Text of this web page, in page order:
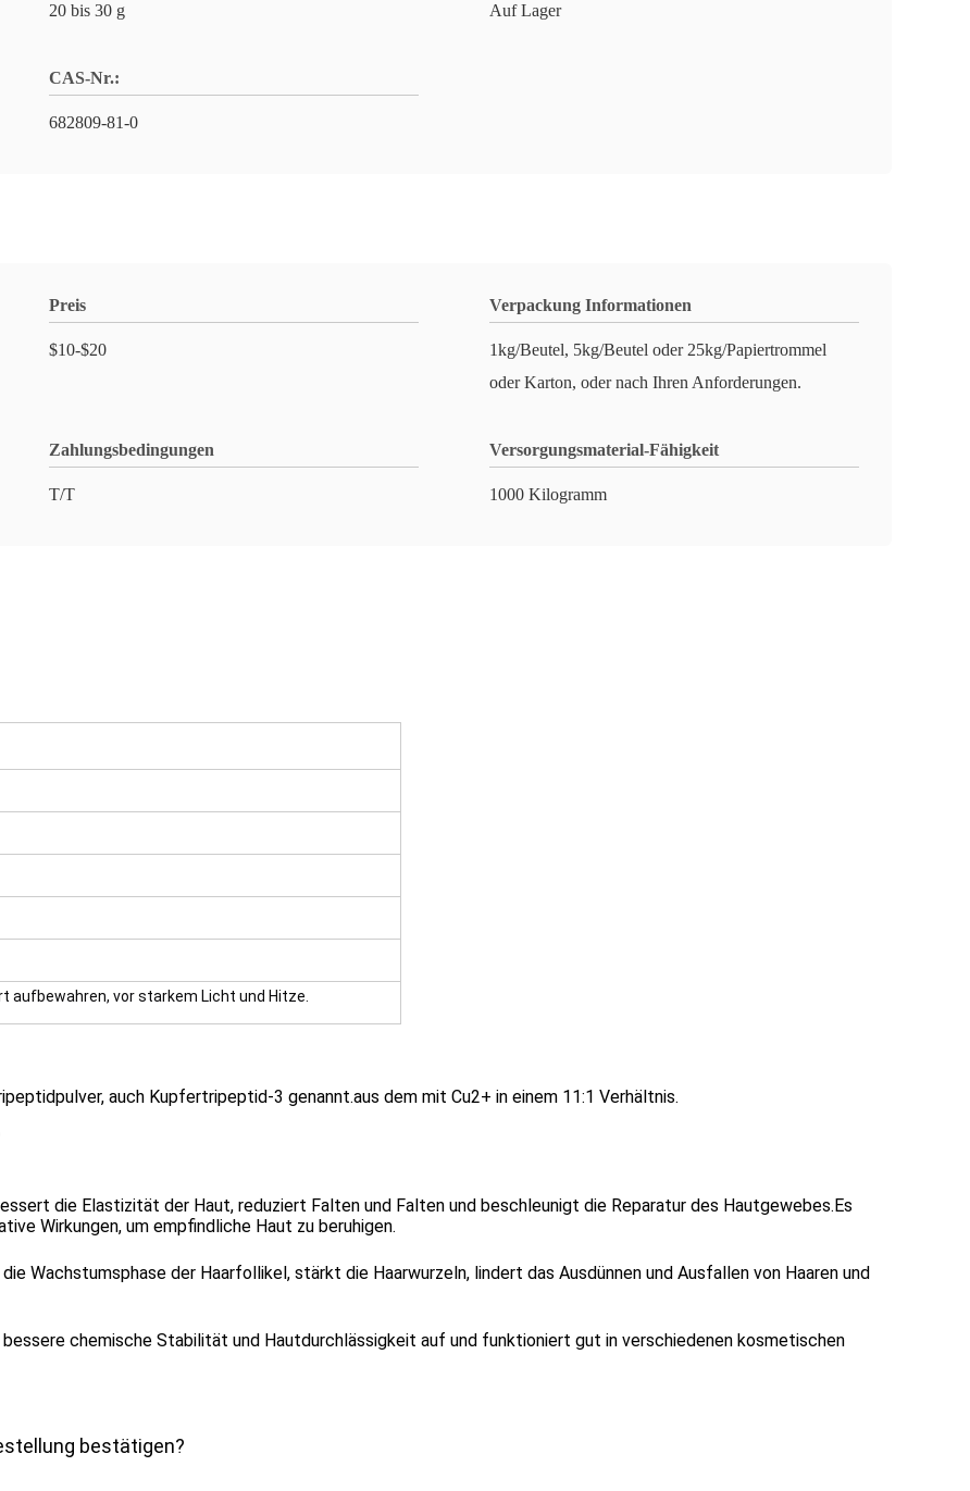
20 bis 30 g Auf Lager
CAS-Nr.:
682809-81-0
Preis
$10-$20
Verpackung Informationen
1kg/Beutel, 5kg/Beutel oder 25kg/Papiertrommel
oder Karton, oder nach Ihren Anforderungen.
Zahlungsbedingungen
T/T
Versorgungsmaterial-Fähigkeit
1000 Kilogramm
aufbewahren, vor starkem Licht und Hitze.
auch Kupfertripeptid-3 genannt.aus dem mit Cu2+ in einem 11:1 Verhältnis.
die Elastizität der Haut, reduziert Falten und Falten und beschleunigt die Reparatur des Hautgewebes.Es
Wirkungen, um empfindliche Haut zu beruhigen.
Wachstumsphase der Haarfollikel, stärkt die Haarwurzeln, lindert das Ausdünnen und Ausfallen von Haaren und
chemische Stabilität und Hautdurchlässigkeit auf und funktioniert gut in verschiedenen kosmetischen
bestätigen?